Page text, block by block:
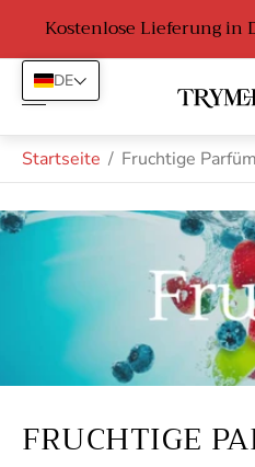
Parfümproben
Startseite / Fruchtige
FRUCHTIGE
DE